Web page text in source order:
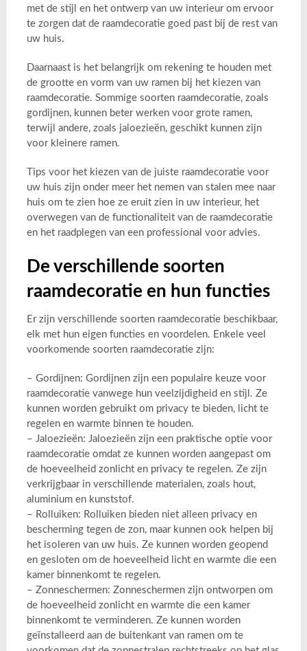
met de stijl en het ontwerp van uw interieur om ervoor
te zorgen dat de raamdecoratie goed past bij de rest van
uw huis.
Daarnaast is het belangrijk om rekening te houden met
de grootte en vorm van uw ramen bij het kiezen van
raamdecoratie. Sommige soorten raamdecoratie, zoals
gordijnen, kunnen beter werken voor grote ramen,
terwijl andere, zoals jaloezieën, geschikt kunnen zijn
voor kleinere ramen.
Tips voor het kiezen van de juiste raamdecoratie voor
uw huis zijn onder meer het nemen van stalen mee naar
huis om te zien hoe ze eruit zien in uw interieur, het
overwegen van de functionaliteit van de raamdecoratie
en het raadplegen van een professional voor advies.
De verschillende soorten
raamdecoratie en hun functies
Er zijn verschillende soorten raamdecoratie beschikbaar,
elk met hun eigen functies en voordelen. Enkele veel
voorkomende soorten raamdecoratie zijn:
– Gordijnen: Gordijnen zijn een populaire keuze voor
raamdecoratie vanwege hun veelzijdigheid en stijl. Ze
kunnen worden gebruikt om privacy te bieden, licht te
regelen en warmte binnen te houden.
– Jaloezieën: Jaloezieën zijn een praktische optie voor
raamdecoratie omdat ze kunnen worden aangepast om
de hoeveelheid zonlicht en privacy te regelen. Ze zijn
verkrijgbaar in verschillende materialen, zoals hout,
aluminium en kunststof.
– Rolluiken: Rolluiken bieden niet alleen privacy en
bescherming tegen de zon, maar kunnen ook helpen bij
het isoleren van uw huis. Ze kunnen worden geopend
en gesloten om de hoeveelheid licht en warmte die een
kamer binnenkomt te regelen.
– Zonneschermen: Zonneschermen zijn ontworpen om
de hoeveelheid zonlicht en warmte die een kamer
binnenkomt te verminderen. Ze kunnen worden
geïnstalleerd aan de buitenkant van ramen om te